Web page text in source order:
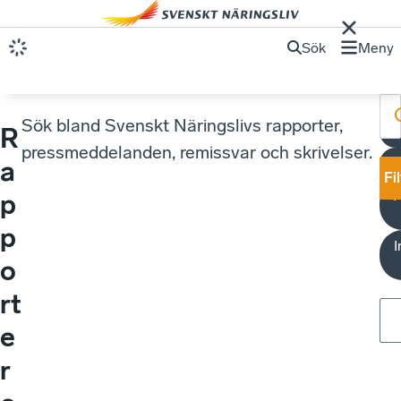
Sök Meny
R
a
p
p
o
rt
e
r
Sök bland Svenskt Näringslivs rapporter,
pressmeddelanden, remissvar och skrivelser.